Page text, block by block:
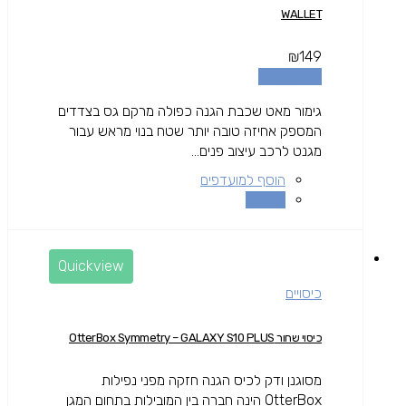
WALLET
₪149
גימור מאט שכבת הגנה כפולה מרקם גס בצדדים
המספק אחיזה טובה יותר שטח בנוי מראש עבור
מגנט לרכב עיצוב פנים...
הוסף למועדפים
Quickview
כיסויים
כיסוי שחור OtterBox Symmetry – GALAXY S10 PLUS
מסוגנן ודק לכיס הגנה חזקה מפני נפילות
OtterBox הינה חברה בין המובילות בתחום המגן